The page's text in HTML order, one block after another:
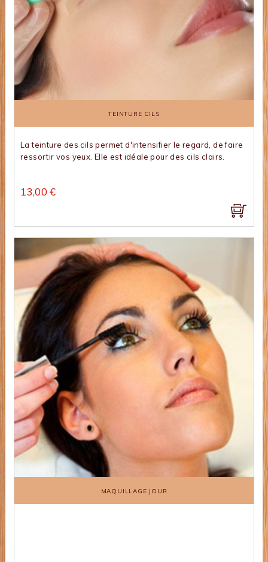
TEINTURE CILS
La teinture des cils permet d'intensifier le regard, de faire
ressortir vos yeux. Elle est idéale pour des cils clairs.
13,00 €
MAQUILLAGE JOUR